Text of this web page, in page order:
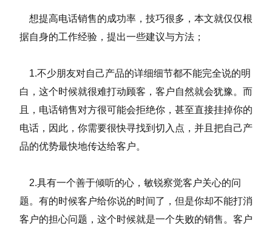
想提高电话销售的成功率，技巧很多，本文就仅仅根
据自身的工作经验，提出一些建议与方法；
1.不少朋友对自己产品的详细细节都不能完全说的明
白，这个时候就很难打动顾客，客户自然就会犹豫。而
且，电话销售对方很可能会拒绝你，甚至直接挂掉你的
电话，因此，你需要很快寻找到切入点，并且把自己产
品的优势最快地传达给客户。
2.具有一个善于倾听的心，敏锐察觉客户关心的问
题。有的时候客户给你说的时间了，但是你却不能打消
客户的担心问题，这个时候就是一个失败的销售。客户